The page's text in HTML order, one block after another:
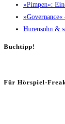
»Pim­pen«:
Huren­sohn &
Buch­tipp!
Für Hör­spiel-